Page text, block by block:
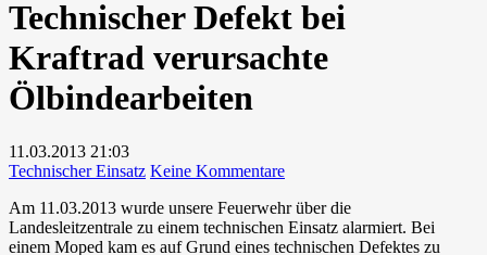
Technischer Defekt bei
Kraftrad verursachte
Ölbindearbeiten
11.03.2013 21:03
Technischer Einsatz Keine Kommentarezu
Defekt
bei
Kraftrad
Am 11.03.2013 wurde unsere Feuerwehr über die
Landesleitzentrale zu einem technischen Einsatz alarmiert. Bei
einem Moped kam es auf Grund eines technischen Defektes zu